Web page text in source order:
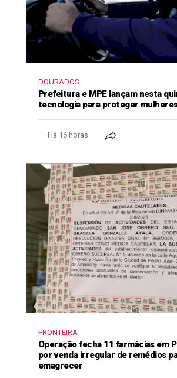
DOURADOS
Prefeitura e MPE lançam nesta
tecnologia para proteger
Há 16 horas
FRONTEIRA
Operação fecha 11 farmácias em
por venda irregular de remédios
emagrecer